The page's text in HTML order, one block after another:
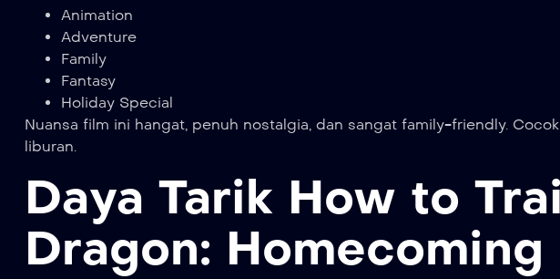
Animation
Adventure
Family
Fantasy
Holiday Special
Nuansa film ini hangat, penuh nostalgia, dan sangat family-friendly.
liburan.
Daya Tarik How to
Dragon: Homecoming